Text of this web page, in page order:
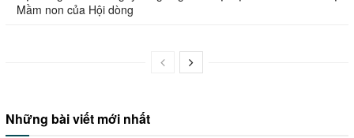
Mầm non của Hội dòng
Những bài viết mới nhất